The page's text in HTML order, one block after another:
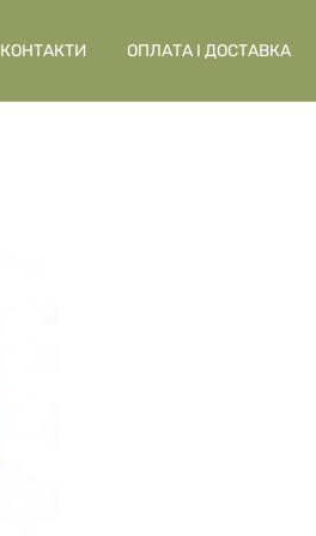
КОНТАКТИ ОПЛАТА І ДОСТАВКА